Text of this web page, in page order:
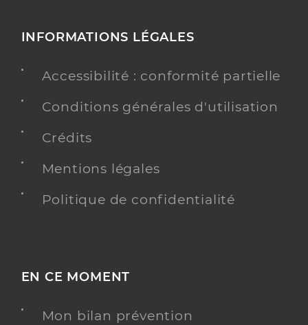
INFORMATIONS LÉGALES
Accessibilité : conformité partielle
Conditions générales d'utilisation
Crédits
Mentions légales
Politique de confidentialité
EN CE MOMENT
Mon bilan prévention